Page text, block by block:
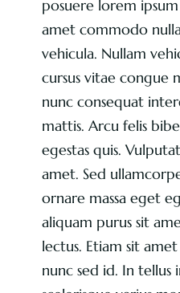
posuere lorem
amet commodo
vehicula. Nullam
cursus vitae congue
nunc consequat
mattis. Arcu felis
egestas quis.
amet. Sed
ornare massa eget
aliquam purus sit
lectus. Etiam sit
nunc sed id. In